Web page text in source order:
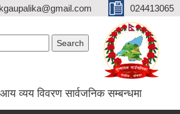
024413065
आय व्यय विवरण सार्वजनिक सम्बन्धमा